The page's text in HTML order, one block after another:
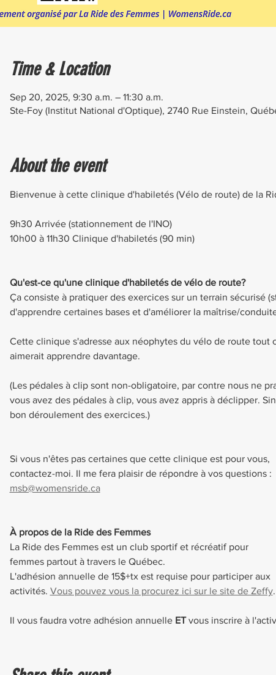
Time & Location
Sep 20, 2025, 9:30 a.m. – 11:30 a.m.
Ste-Foy (Institut National d'Optique), 2740 Rue Einstein,
About the event
Bienvenue à cette clinique d'habiletés (Vélo de route) de la
9h30 Arrivée (stationnement de l'INO)
10h00 à 11h30 Clinique d'habiletés (90 min)
Qu'est-ce qu'une clinique d'habiletés de vélo de route?
Ça consiste à pratiquer des exercices sur un terrain sécurisé
d'apprendre certaines bases et d'améliorer la maîtrise/
Cette clinique s'adresse aux néophytes du vélo de route
aimerait apprendre davantage.
(Les pédales à clip sont non-obligatoire, par contre nous ne
vous avez des pédales à clip, vous avez appris à déclipper.
bon déroulement des exercices.)
Si vous n'êtes pas certaines que cette clinique est pour vous,
contactez-moi. Il me fera plaisir de répondre à vos questions :
msb@womensride.ca
À propos de la Ride des Femmes
La Ride des Femmes est un club sportif et récréatif pour
femmes partout à travers le Québec.
L'adhésion annuelle de 15$+tx est requise pour participer aux
activités. Vous pouvez vous la procurez ici sur le site de Zeffy.
Il vous faudra votre adhésion annuelle ET vous inscrire à